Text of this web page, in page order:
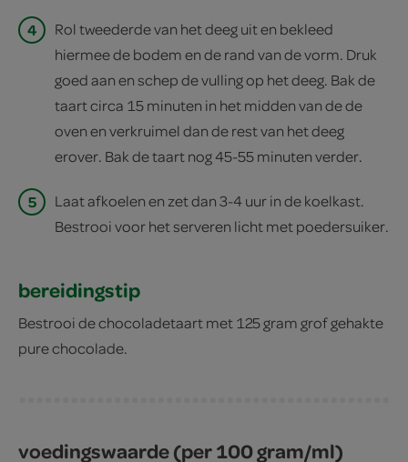
4
Rol tweederde van het deeg uit en bekleed
hiermee de bodem en de rand van de vorm. Druk
goed aan en schep de vulling op het deeg. Bak de
taart circa 15 minuten in het midden van de de
oven en verkruimel dan de rest van het deeg
erover. Bak de taart nog 45-55 minuten verder.
5
Laat afkoelen en zet dan 3-4 uur in de koelkast.
Bestrooi voor het serveren licht met poedersuiker.
bereidingstip
Bestrooi de chocoladetaart met 125 gram grof gehakte
pure chocolade.
voedingswaarde (per 100 gram/ml)